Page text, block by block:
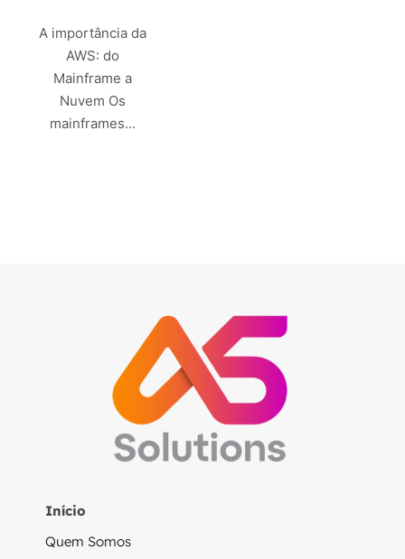
A importância da
AWS: do
Mainframe a
Nuvem Os
mainframes…
Início
Quem Somos